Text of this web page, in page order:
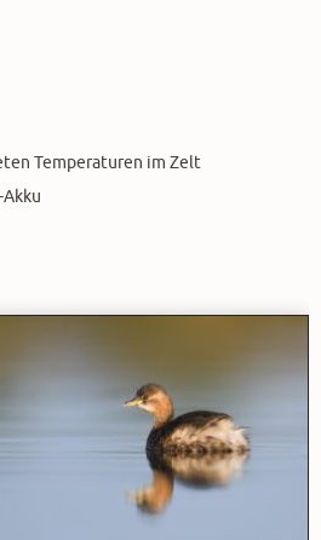
Temperaturen im Zelt